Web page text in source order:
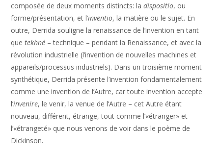
composée de deux moments distincts: ladispositio, ou
forme/présentation, et l’inventio, la matière ou le sujet. En
outre, Derrida souligne la renaissance de l’invention en tant
quetekhné – technique – pendant la Renaissance, et avec la
révolution industrielle (l’invention de nouvelles machines et
appareils/processus industriels). Dans un troisième moment
synthétique, Derrida présente l’invention fondamentalement
comme une invention de l’Autre, car toute invention accepte
l’invenire, le venir, la venue de l’Autre – cet Autre étant
nouveau, différent, étrange, tout comme l’«étranger» et
l’«étrangeté» que nous venons de voir dans le poème de
Dickinson.